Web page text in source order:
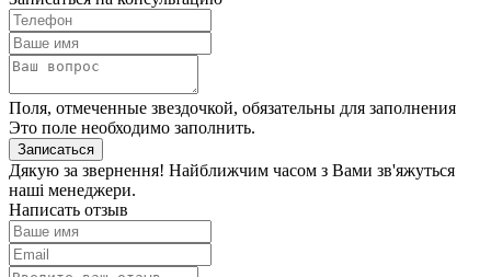
Поля, отмеченные звездочкой, обязательны для заполнения
Это поле необходимо заполнить.
Записаться
Дякую за звернення! Найближчим часом з Вами зв'яжуться
наші менеджери.
Написать отзыв